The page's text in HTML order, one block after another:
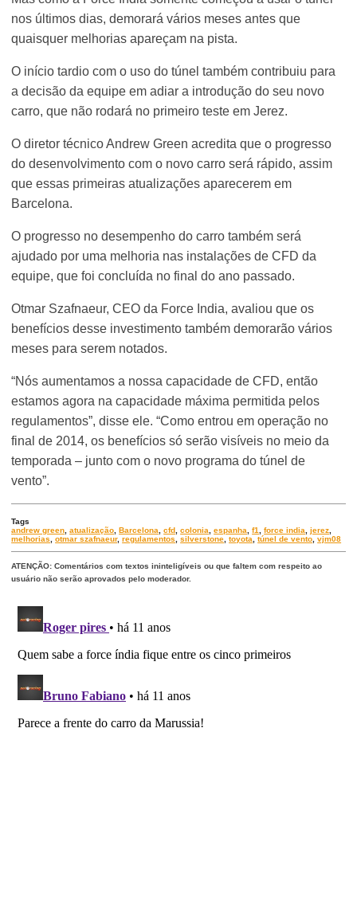
nos últimos dias, demorará vários meses antes que
quaisquer melhorias apareçam na pista.
O início tardio com o uso do túnel também contribuiu para
a decisão da equipe em adiar a introdução do seu novo
carro, que não rodará no primeiro teste em Jerez.
O diretor técnico Andrew Green acredita que o progresso
do desenvolvimento com o novo carro será rápido, assim
que essas primeiras atualizações aparecerem em
Barcelona.
O progresso no desempenho do carro também será
ajudado por uma melhoria nas instalações de CFD da
equipe, que foi concluída no final do ano passado.
Otmar Szafnaeur, CEO da Force India, avaliou que os
benefícios desse investimento também demorarão vários
meses para serem notados.
“Nós aumentamos a nossa capacidade de CFD, então
estamos agora na capacidade máxima permitida pelos
regulamentos”, disse ele. “Como entrou em operação no
final de 2014, os benefícios só serão visíveis no meio da
temporada – junto com o novo programa do túnel de
vento”.
Tags
andrew green ,atualização ,Barcelona ,cfd ,colonia ,espanha ,f1 ,force india ,jerez
melhorias
,otmar szafnaeur,regulamentos ,silverstone ,toyota ,túnel de vento ,vjm08
ATENÇÃO: Comentários com textos ininteligíveis ou que faltem com respeito ao
usuário não serão aprovados pelo moderador.